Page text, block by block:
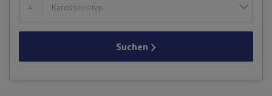
4 Karosserietyp
Suchen